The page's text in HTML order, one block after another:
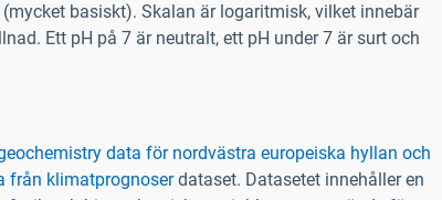
basiskt). Skalan är logaritmisk, vilket innebär
Ett pH på 7 är neutralt, ett pH under 7 är surt och
data för nordvästra europeiska hyllan och
från klimatprognoserdataset. Datasetet innehåller en